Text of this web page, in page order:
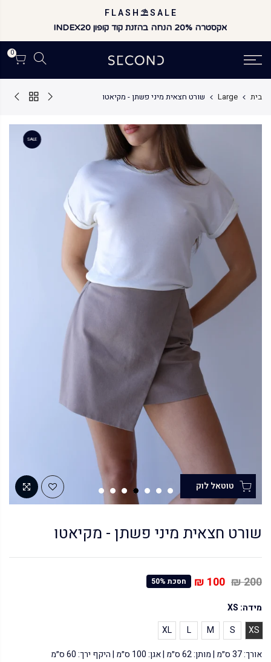
F L A S H ⛱️ S A L E
אקסטרה 20% הנחה בהזנת קוד קופון INDEX20
0
בית Large שורט חצאית מיני פשתן - מקיאטו
SALE
שורט חצאית מיני פשתן - מקיאטו
200 ₪
100 ₪ חסכת 50%
מידה: XS
XS
S
M
L
XL
אורך: 37 ס״מ | מותן: 62 ס״מ | אגן: 100 ס״מ | היקף ירך: 60 ס״מ